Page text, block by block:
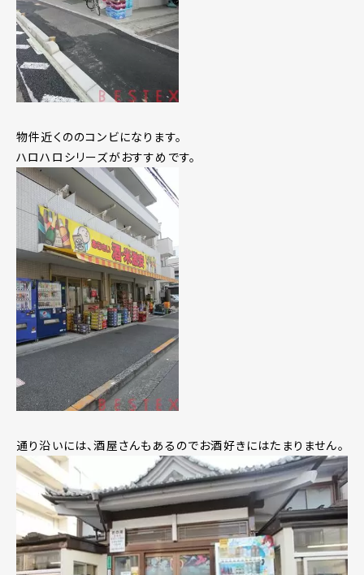
物件近くののコンビになります。
ハロハロシリーズがおすすめです。
通り沿いには、酒屋さんもあるのでお酒好きにはたまりません。